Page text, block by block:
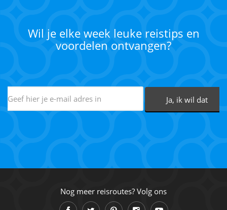
Wil je elke week leuke reistips en
voordelen ontvangen?
Nog meer reisroutes? Volg ons